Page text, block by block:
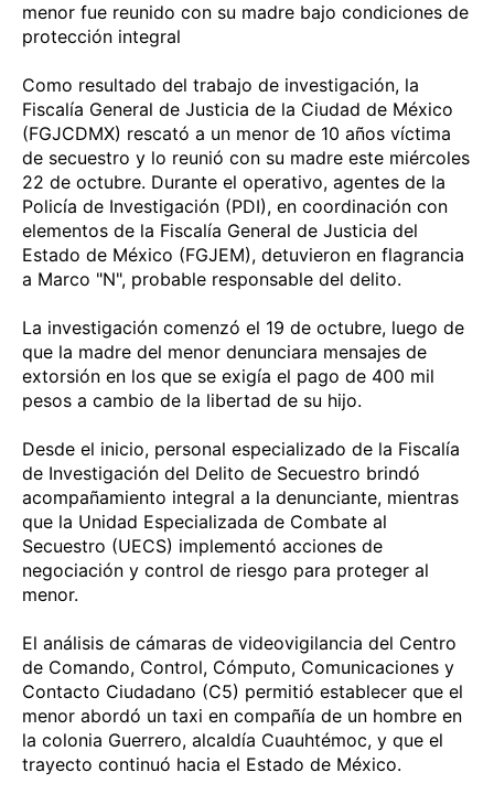
menor fue reunido con su madre bajo condiciones de
protección integral
Como resultado del trabajo de investigación, la
Fiscalía General de Justicia de la Ciudad de México
(FGJCDMX) rescató a un menor de 10 años víctima
de secuestro y lo reunió con su madre este miércoles
22 de octubre. Durante el operativo, agentes de la
Policía de Investigación (PDI), en coordinación con
elementos de la Fiscalía General de Justicia del
Estado de México (FGJEM), detuvieron en flagrancia
a Marco "N", probable responsable del delito.
La investigación comenzó el 19 de octubre, luego de
que la madre del menor denunciara mensajes de
extorsión en los que se exigía el pago de 400 mil
pesos a cambio de la libertad de su hijo.
Desde el inicio, personal especializado de la Fiscalía
de Investigación del Delito de Secuestro brindó
acompañamiento integral a la denunciante, mientras
que la Unidad Especializada de Combate al
Secuestro (UECS) implementó acciones de
negociación y control de riesgo para proteger al
menor.
El análisis de cámaras de videovigilancia del Centro
de Comando, Control, Cómputo, Comunicaciones y
Contacto Ciudadano (C5) permitió establecer que el
menor abordó un taxi en compañía de un hombre en
la colonia Guerrero, alcaldía Cuauhtémoc, y que el
trayecto continuó hacia el Estado de México.